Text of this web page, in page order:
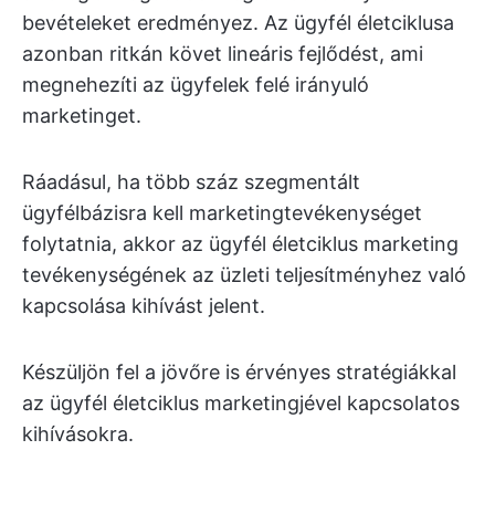
bevételeket eredményez. Az ügyfél életciklusa
azonban ritkán követ lineáris fejlődést, ami
megnehezíti az ügyfelek felé irányuló
marketinget.
Ráadásul, ha több száz szegmentált
ügyfélbázisra kell marketingtevékenységet
folytatnia, akkor az ügyfél életciklus marketing
tevékenységének az üzleti teljesítményhez való
kapcsolása kihívást jelent.
Készüljön fel a jövőre is érvényes stratégiákkal
az ügyfél életciklus marketingjével kapcsolatos
kihívásokra.